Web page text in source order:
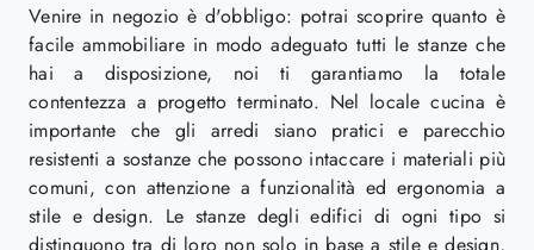
Venire in negozio è d'obbligo: potrai scoprire quanto è
facile ammobiliare in modo adeguato tutti le stanze che
hai a disposizione, noi ti garantiamo la totale
contentezza a progetto terminato. Nel locale cucina è
importante che gli arredi siano pratici e parecchio
resistenti a sostanze che possono intaccare i materiali più
comuni, con attenzione a funzionalità ed ergonomia a
stile e design. Le stanze degli edifici di ogni tipo si
distinguono tra di loro non solo in base a stile e design,